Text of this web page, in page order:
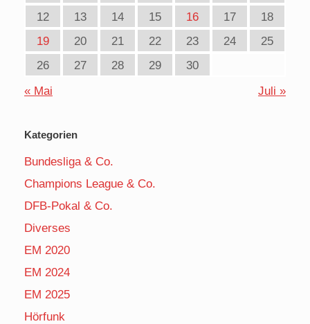
12
13 14 15 16 17
18
19
20 21 22 23 24
25
26
27 28 29
30
« Mai
Juli »
Kategorien
Bundesliga & Co.
Champions League & Co.
DFB-Pokal & Co.
Diverses
EM 2020
EM 2024
EM 2025
Hörfunk